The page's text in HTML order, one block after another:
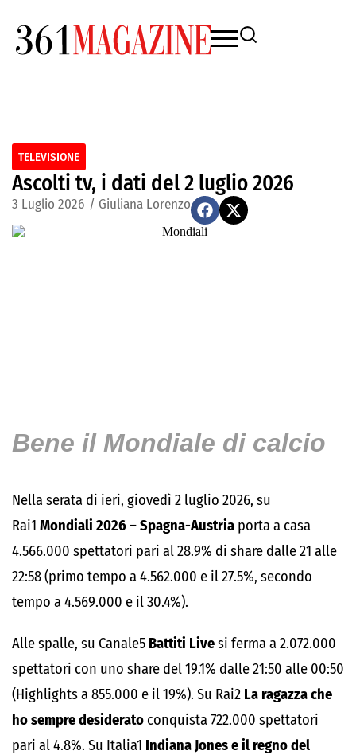
TELEVISIONE
Ascolti tv, i dati del 2 luglio 2026
3 Luglio 2026 / Giuliana Lorenzo
Bene il Mondiale di calcio
Nella serata di ieri, giovedì 2 luglio 2026, su
Rai1 Mondiali 2026 – Spagna-Austria porta a casa
4.566.000 spettatori pari al 28.9% di share dalle 21 alle
22:58 (primo tempo a 4.562.000 e il 27.5%, secondo
tempo a 4.569.000 e il 30.4%).
Alle spalle, su Canale5 Battiti Livesi ferma a 2.072.000
spettatori con uno share del 19.1% dalle 21:50 alle 00:50
(Highlights a 855.000 e il 19%). Su Rai2 La ragazza che
ho sempre desiderato conquista 722.000 spettatori
pari al 4.8%. Su Italia1 Indiana Jones e il regno del